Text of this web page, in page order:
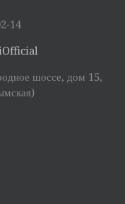
14
шоссе, дом 15,